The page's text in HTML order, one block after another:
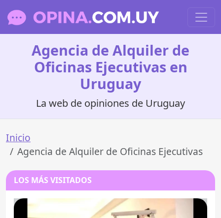
Agencia de Alquiler de
Oficinas Ejecutivas en
Uruguay
La web de opiniones de Uruguay
Inicio
Agencia de Alquiler de Oficinas Ejecutivas
LOS MÁS VISITADOS